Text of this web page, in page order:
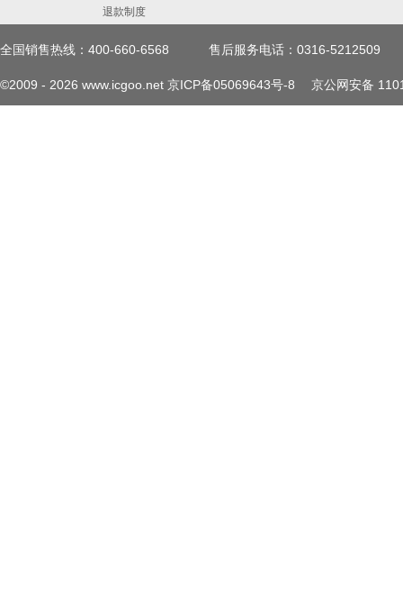
退款制度
全国销售热线：400-660-6568 售后服务电话：0316-5212509
©2009 - 2026 www.icgoo.net 京ICP备05069643号-8 京公网安备